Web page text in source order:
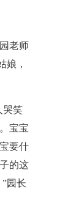
老师
娘，
哭笑
宝宝
要什
的这
园长